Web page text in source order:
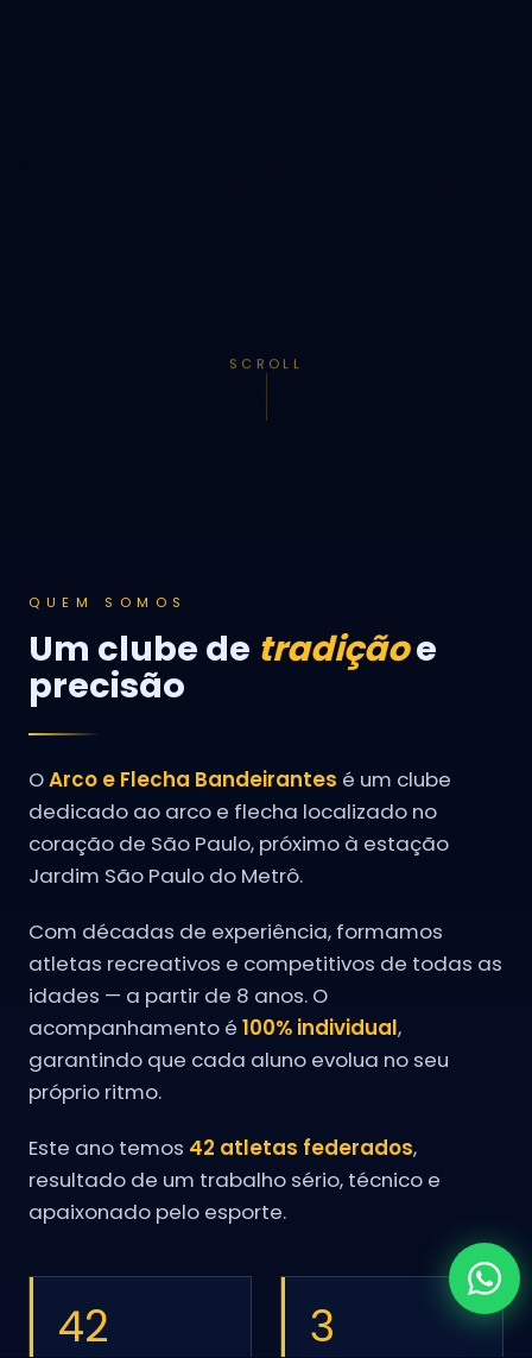
SCROLL
QUEM SOMOS
Um clube de tradiçãoe
precisão
OArco e Flecha Bandeirantes é um clube
dedicado ao arco e flecha localizado no
coração de São Paulo, próximo à estação
Jardim São Paulo do Metrô.
Com décadas de experiência, formamos
atletas recreativos e competitivos de todas as
idades — a partir de 8 anos. O
acompanhamento é 100% individual,
garantindo que cada aluno evolua no seu
próprio ritmo.
Este ano temos 42 atletas federados,
resultado de um trabalho sério, técnico e
apaixonado pelo esporte.
42 3